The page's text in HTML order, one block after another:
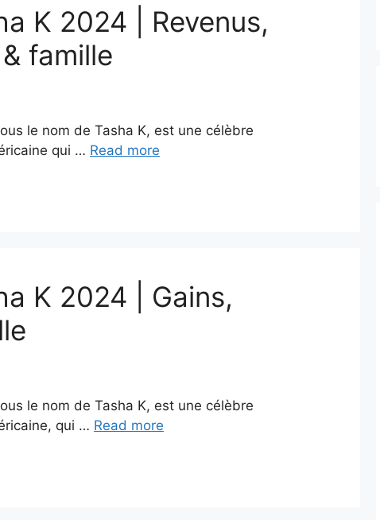
K 2024 | Revenus,
famille
le nom de Tasha K, est une célèbre
qui … Read more
K 2024 | Gains,
le nom de Tasha K, est une célèbre
qui … Read more